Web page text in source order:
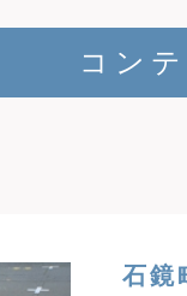
コン
石鏡